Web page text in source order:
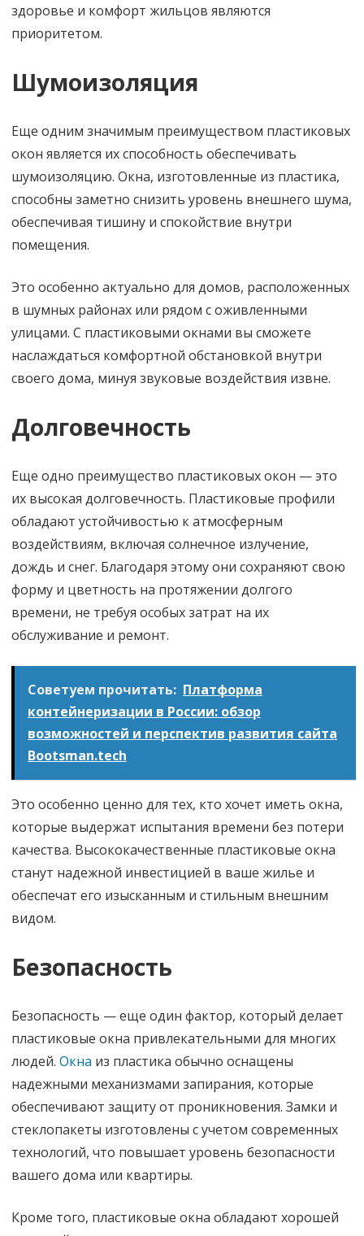
здоровье и комфорт жильцов являются
приоритетом.
Шумоизоляция
Еще одним значимым преимуществом пластиковых
окон является их способность обеспечивать
шумоизоляцию. Окна, изготовленные из пластика,
способны заметно снизить уровень внешнего шума,
обеспечивая тишину и спокойствие внутри
помещения.
Это особенно актуально для домов, расположенных
в шумных районах или рядом с оживленными
улицами. С пластиковыми окнами вы сможете
наслаждаться комфортной обстановкой внутри
своего дома, минуя звуковые воздействия извне.
Долговечность
Еще одно преимущество пластиковых окон — это
их высокая долговечность. Пластиковые профили
обладают устойчивостью к атмосферным
воздействиям, включая солнечное излучение,
дождь и снег. Благодаря этому они сохраняют свою
форму и цветность на протяжении долгого
времени, не требуя особых затрат на их
обслуживание и ремонт.
Советуем прочитать: Платформа
контейнеризации в России: обзор
возможностей и перспектив развития сайта
Bootsman.tech
Это особенно ценно для тех, кто хочет иметь окна,
которые выдержат испытания времени без потери
качества. Высококачественные пластиковые окна
станут надежной инвестицией в ваше жилье и
обеспечат его изысканным и стильным внешним
видом.
Безопасность
Безопасность — еще один фактор, который делает
пластиковые окна привлекательными для многих
людей. Окна из пластика обычно оснащены
надежными механизмами запирания, которые
обеспечивают защиту от проникновения. Замки и
стеклопакеты изготовлены с учетом современных
технологий, что повышает уровень безопасности
вашего дома или квартиры.
Кроме того, пластиковые окна обладают хорошей